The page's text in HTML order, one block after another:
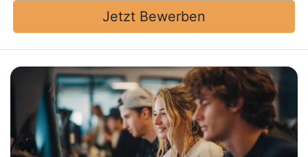
Jetzt Bewerben